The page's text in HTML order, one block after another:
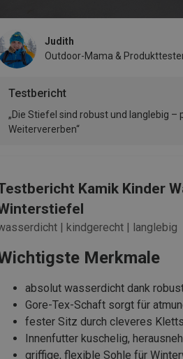
Testbericht
Judith
Outdoor-Mama &
„Die Stiefel sind robust und langlebig –
Weitervererben“
Kamik Kinder
| kindgerecht | langlebig
Merkmale
absolut wasserdicht dank
Gore-Tex-Schaft sorgt für
fester Sitz durch cleveres
Innenfutter kuschelig,
griffige, flexible Sohle für